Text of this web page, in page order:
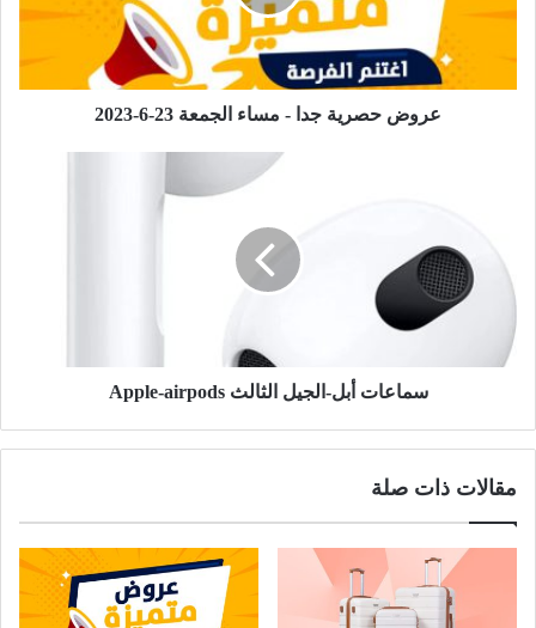
عروض حصرية جدا - مساء الجمعة 23-6-2023
سماعات أبل-الجيل الثالث Apple-airpods
مقالات ذات صلة